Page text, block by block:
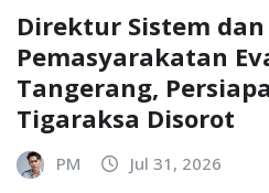
Direktur Sistem
Pemasyarakatan
Tangerang,
Tigaraksa Disorot
PM Jul 31, 2026